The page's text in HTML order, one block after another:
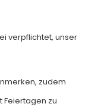
verpflichtet, unser
zudem
zu